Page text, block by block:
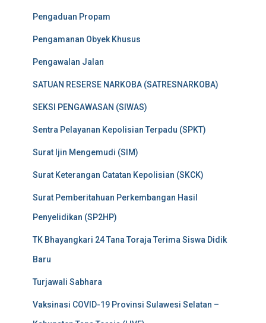
Pengaduan Propam
Pengamanan Obyek Khusus
Pengawalan Jalan
SATUAN RESERSE NARKOBA (SATRESNARKOBA)
SEKSI PENGAWASAN (SIWAS)
Sentra Pelayanan Kepolisian Terpadu (SPKT)
Surat Ijin Mengemudi (SIM)
Surat Keterangan Catatan Kepolisian (SKCK)
Surat Pemberitahuan Perkembangan Hasil
Penyelidikan (SP2HP)
TK Bhayangkari 24 Tana Toraja Terima Siswa Didik
Baru
Turjawali Sabhara
Vaksinasi COVID-19 Provinsi Sulawesi Selatan –